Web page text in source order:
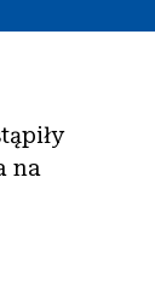
na